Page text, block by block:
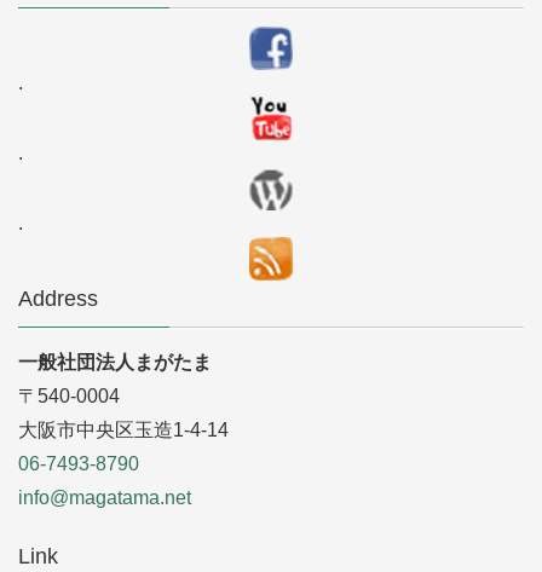
.
.
.
Address
一般社団法人まがたま
〒540-0004
大阪市中央区玉造1-4-14
06-7493-8790
info@magatama.net
Link